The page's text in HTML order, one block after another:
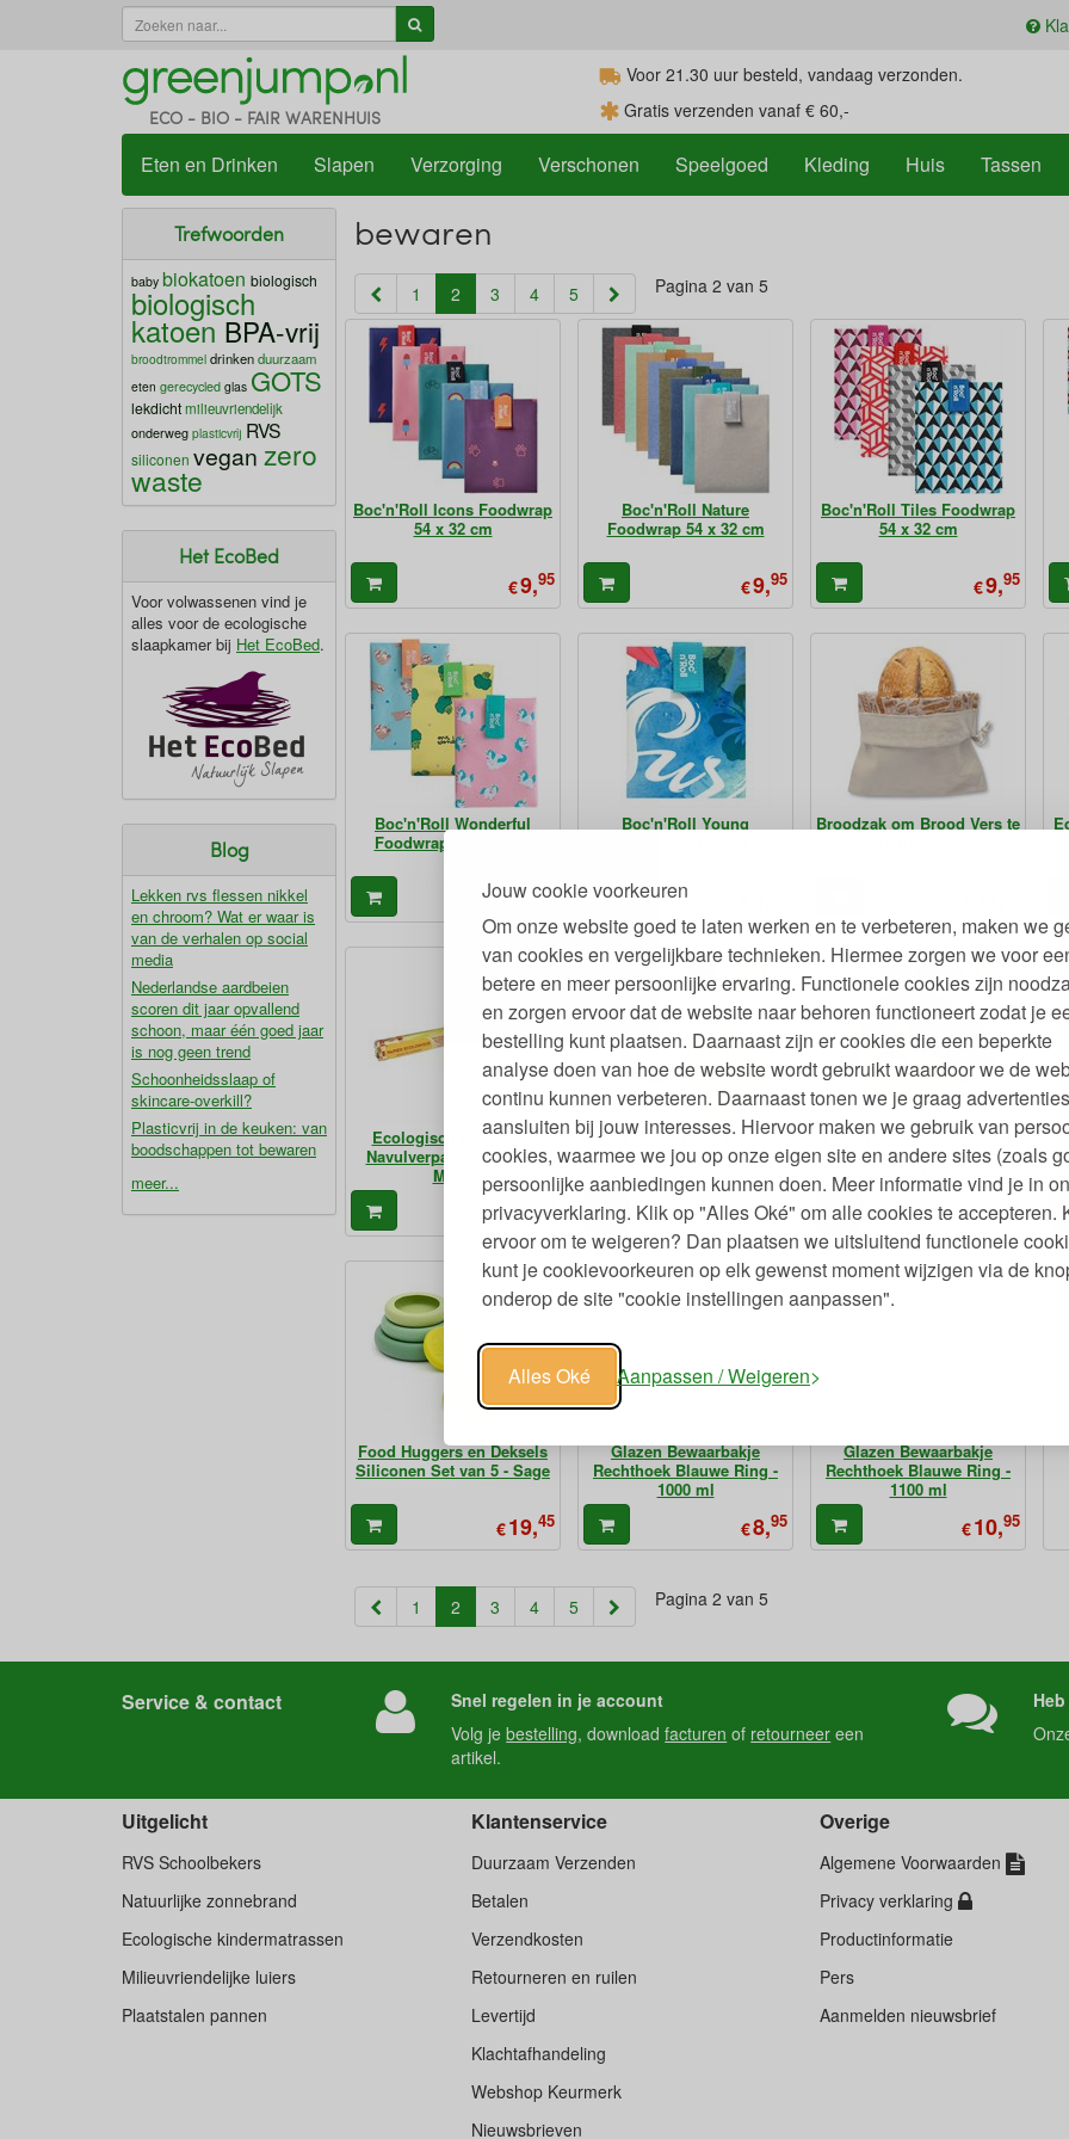
Jouw cookie voorkeuren
Om onze website goed te laten werken en te verbeteren, maken we
van cookies en vergelijkbare technieken. Hiermee zorgen we voor
betere en meer persoonlijke ervaring. Functionele cookies zijn
en zorgen ervoor dat de website naar behoren functioneert zodat je
bestelling kunt plaatsen. Daarnaast zijn er cookies die een beperkte
analyse doen van hoe de website wordt gebruikt waardoor we de
continu kunnen verbeteren. Daarnaast tonen we je graag
aansluiten bij jouw interesses. Hiervoor maken we gebruik van
cookies, waarmee we jou op onze eigen site en andere sites (zoals
persoonlijke aanbiedingen kunnen doen. Meer informatie vind je in
privacyverklaring. Klik op "Alles Oké" om alle cookies te accepteren.
ervoor om te weigeren? Dan plaatsen we uitsluitend functionele
kunt je cookievoorkeuren op elk gewenst moment wijzigen via de
onderop de site "cookie instellingen aanpassen".
Alles Oké Aanpassen / Weigeren
ECO - BIO - FAIR WARENHUIS
Voor 21.30 uur besteld, vandaag verzonden.
Gratis verzenden vanaf € 60,-
Eten en Drinken Slapen Verzorging Verschonen Speelgoed Kleding Huis Tassen
Trefwoorden
baby biokatoen biologisch
biologisch
katoen BPA-vrij
broodtrommel drinkenduurzaam
eten gerecycled glas GOTS
lekdichtmilieuvriendelijk
onderweg plasticvrij RVS
siliconen vegan zero
waste
Het EcoBed
Voor volwassenen vind je
alles voor de ecologische
slaapkamer bij Het EcoBed.
Blog
Lekken rvs flessen nikkel
en chroom? Wat er waar is
van de verhalen op social
media
Nederlandse aardbeien
scoren dit jaar opvallend
schoon, maar één goed jaar
is nog geen trend
Schoonheidsslaap of
skincare-overkill?
Plasticvrij in de keuken: van
boodschappen tot bewaren
meer...
bewaren
1 2 (current)
3 4 5 Pagina 2 van 5
Boc'n'Roll Icons Foodwrap
54 x 32 cm
€9,95
Boc'n'Roll Nature
Foodwrap 54 x 32 cm
€9,95
Boc'n'Roll Tiles Foodwrap
54 x 32 cm
€9,95
Boc'n'Roll Wonderful
Foodwrap 54 x 32 cm
€10,95
Boc'n'Roll Young
Broodzak om Brood Vers te
Ecologisch Bakpapier
Navulverpakking Rol 15
Meter
€5,79
Food Huggers en Deksels
Geel Set van 2
€ 9,95
Food Huggers en Deksels
Siliconen Set van 5 -
Autumn Harvest
€19,45
Food Huggers en Deksels
Siliconen Set van 5 - Sage
€19,45
Glazen Bewaarbakje
Rechthoek Blauwe Ring -
1000 ml
€8,95
Glazen Bewaarbakje
Rechthoek Blauwe Ring -
1100 ml
€10,95
1 2 (current)
3 4 5 Pagina 2 van 5
Service & contact
Snel regelen in je account
Volg jebestelling, downloadfacturen of retourneer een
artikel.
Klantenservice
Duurzaam Verzenden
Betalen
Verzendkosten
Retourneren en ruilen
Levertijd
Klachtafhandeling
Webshop Keurmerk
Nieuwsbrieven
Uitgelicht
RVS Schoolbekers
Natuurlijke zonnebrand
Ecologische kindermatrassen
Milieuvriendelijke luiers
Plaatstalen pannen
Overige
Algemene Voorwaarden
Privacy verklaring
Productinformatie
Pers
Aanmelden nieuwsbrief